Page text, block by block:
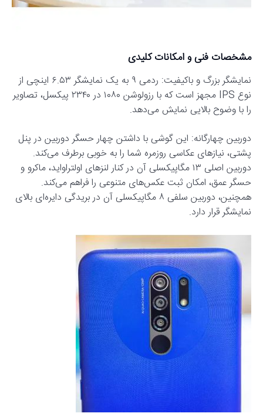
مشخصات فنی و امکانات کلیدی
نمایشگر بزرگ و باکیفیت: ردمی ۹ به یک نمایشگر ۶.۵۳ اینچی از
نوع IPS مجهز است که با رزولوشن ۱۰۸۰ در ۲۳۴۰ پیکسل، تصاویر
را با وضوح بالایی نمایش می‌دهد.
دوربین چهارگانه: این گوشی با داشتن چهار حسگر دوربین در پنل
پشتی، نیازهای عکاسی روزمره شما را به خوبی برطرف می‌کند.
دوربین اصلی ۱۳ مگاپیکسلی آن در کنار لنزهای اولتراواید، ماکرو و
حسگر عمق، امکان ثبت عکس‌های متنوعی را فراهم می‌کند.
همچنین، دوربین سلفی ۸ مگاپیکسلی آن در بریدگی دایره‌ای بالای
نمایشگر قرار دارد.